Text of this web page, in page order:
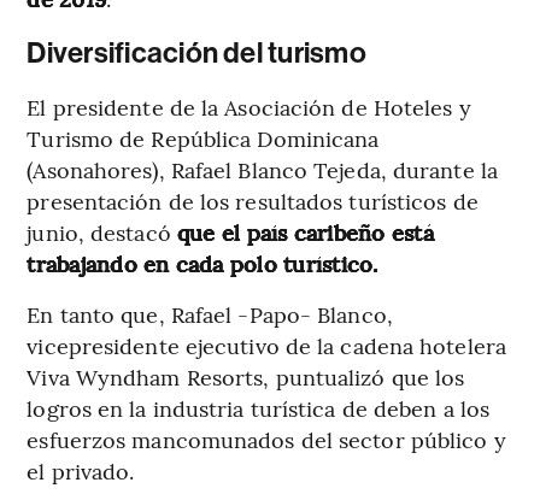
Diversificación del turismo
El presidente de la Asociación de Hoteles y
Turismo de República Dominicana
(Asonahores), Rafael Blanco Tejeda, durante la
presentación de los resultados turísticos de
junio, destacó que el país caribeño está
trabajando en cada polo turístico.
En tanto que, Rafael -Papo- Blanco,
vicepresidente ejecutivo de la cadena hotelera
Viva Wyndham Resorts, puntualizó que los
logros en la industria turística de deben a los
esfuerzos mancomunados del sector público y
el privado.